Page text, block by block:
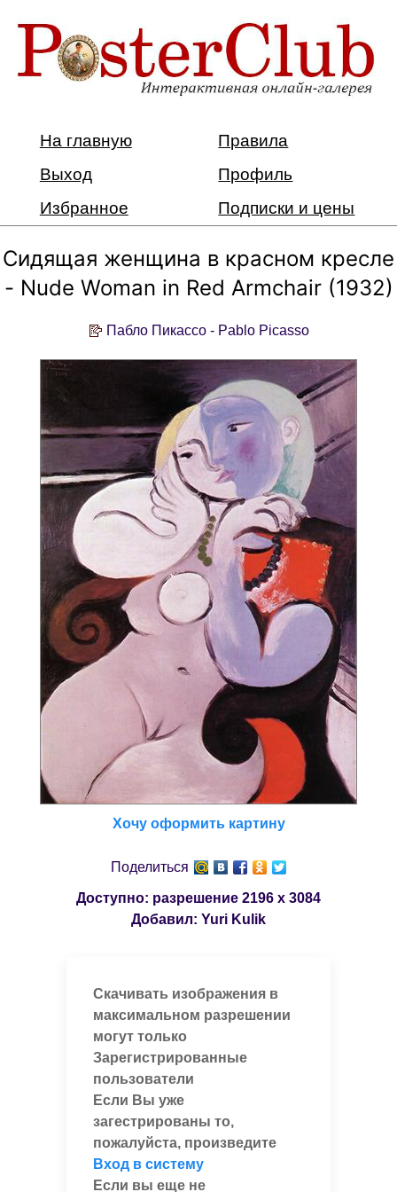
На главную
Правила
Выход
Профиль
Избранное
Подписки и цены
Сидящая женщина в красном кресле
- Nude Woman in Red Armchair (1932)
Пабло Пикассо - Pablo Picasso
Хочу оформить картину
Поделиться
Доступно: разрешение 2196 x 3084
Добавил: Yuri Kulik
Скачивать изображения в
максимальном разрешении
могут только
Зарегистрированные
пользователи
Если Вы уже
загестрированы то,
пожалуйста, произведите
Вход в систему
Если вы еще не